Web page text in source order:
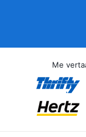
Me